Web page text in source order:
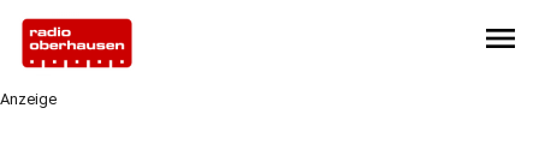
menu
Anzeige